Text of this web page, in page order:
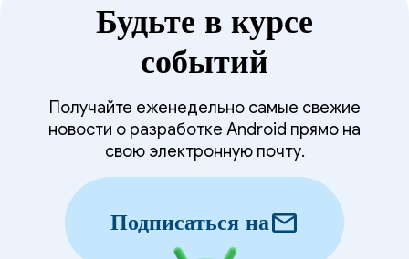
Будьте в курсе
событий
Получайте еженедельно самые свежие
новости о разработке Android прямо на
свою электронную почту.
Подписаться наmail